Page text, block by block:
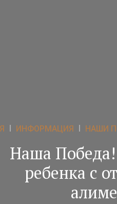
ИНФОРМАЦИЯ НАШИ
Наша Победа!
ребенка с